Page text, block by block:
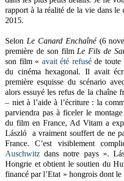
rapport à la réalité de la vie dans le
2015.
Selon Le Canard Enchaîné(6
première de son film Le Fils de
son film « avait été refuséde toute
du cinéma hexagonal. Il avait
première esquisse du scénario
alors essuyé les refus de la chaîne
– niet à l’aide à l’écriture : la
parviendra pas à ficeler le
du film en France, Ad Vitam a
László a vraiment souffert de ne
France. C’est visiblement
Auschwitz dans notre pays ».
Hongrie et obtient le soutien du
financé par l’Etat » hongrois dont